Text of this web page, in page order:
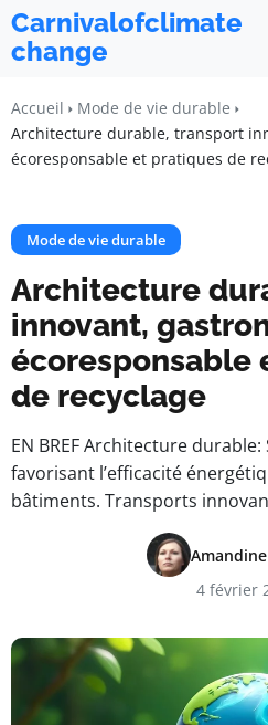
Carnivalofclimate
change
Accueil
Mode de vie durable
Architecture durable, transport
écoresponsable et pratiques de
Mode de vie durable
Architecture
innovant,
écoresponsable
de recyclage
EN BREF Architecture
favorisant l’efficacité
bâtiments. Transports
4 février